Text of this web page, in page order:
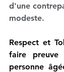
d'une
modeste.
Respect et
faire preuve
personne